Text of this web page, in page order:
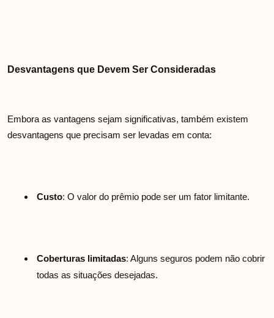
Desvantagens que Devem Ser Consideradas
Embora as vantagens sejam significativas, também existem
desvantagens que precisam ser levadas em conta:
Custo: O valor do prêmio pode ser um fator limitante.
Coberturas limitadas: Alguns seguros podem não cobrir
todas as situações desejadas.